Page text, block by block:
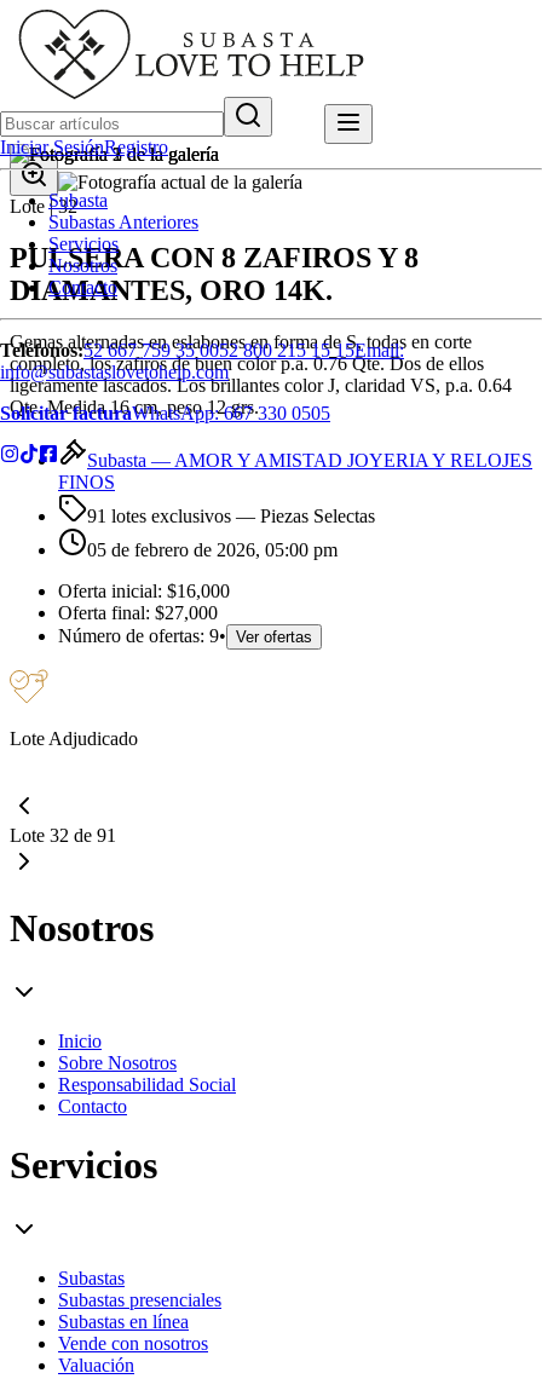
Iniciar SesiónRegistro
Subasta
Subastas Anteriores
Servicios
Nosotros
Contacto
Teléfonos:52 667 759 35 0052 800 215 15 15Email:
info@subastaslovetohelp.com
Solicitar facturaWhatsApp:667 330 0505
Lote |32
PULSERA CON 8 ZAFIROS Y 8
DIAMANTES, ORO 14K.
Gemas alternadas en eslabones en forma de S, todas en corte
completo, los zafiros de buen color p.a. 0.76 Qte. Dos de ellos
ligeramente lascados. Los brillantes color J, claridad VS, p.a. 0.64
Qte. Medida 16 cm, peso 12 grs.
Subasta — AMOR Y AMISTAD JOYERIA Y RELOJES
FINOS
91 lotes exclusivos — Piezas Selectas
05 de febrero de 2026, 05:00 pm
Oferta inicial: $16,000
Oferta final: $27,000
Número de ofertas: 9• Ver ofertas
Lote Adjudicado
Lote 32 de 91
Nosotros
Inicio
Sobre Nosotros
Responsabilidad Social
Contacto
Servicios
Subastas
Subastas presenciales
Subastas en línea
Vende con nosotros
Valuación